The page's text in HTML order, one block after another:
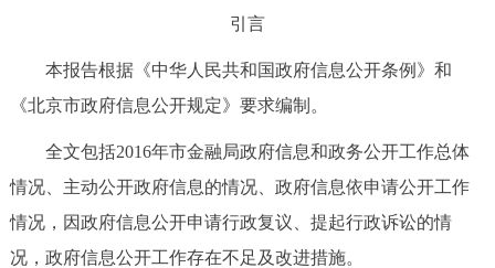
机构职能
政策兑现 政策解读
决策公开 专题公开
政务服务
引言
本报告根据《中华人民共和国政府信息公开条例》和
《北京市政府信息公开规定》要求编制。
全文包括2016年市金融局政府信息和政务公开工作总体
情况、主动公开政府信息的情况、政府信息依申请公开工作
情况，因政府信息公开申请行政复议、提起行政诉讼的情
况，政府信息公开工作存在不足及改进措施。